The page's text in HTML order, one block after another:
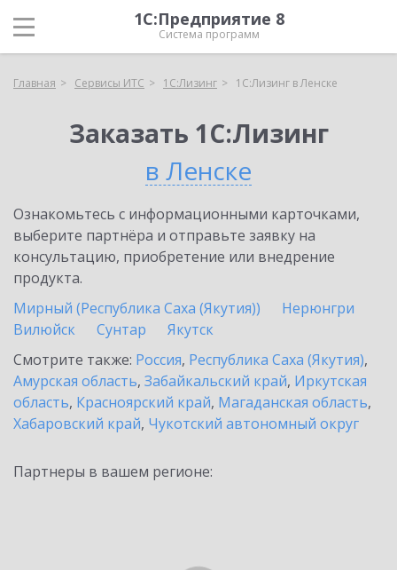
1С:Предприятие 8
Система программ
Главная Сервисы ИТС 1С:Лизинг 1С:Лизинг в Ленске
Заказать 1С:Лизинг
в Ленске
Ознакомьтесь с информационными карточками,
выберите партнёра и отправьте заявку на
консультацию, приобретение или внедрение
продукта.
Мирный (Республика Саха (Якутия))
Нерюнгри
Вилюйск
Сунтар
Якутск
Смотрите также: Россия, Республика Саха (Якутия),
Амурская область, Забайкальский край, Иркутская
область, Красноярский край, Магаданская область,
Хабаровский край, Чукотский автономный округ
Партнеры в вашем регионе: